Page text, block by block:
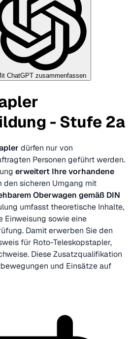
ChatGPT zusammenfassen
- Stufe 2a
dürfen nur von
Personen geführt werden.
erweitert Ihre vorhandene
den sicheren Umgang mit
Oberwagen gemäß DIN
umfasst theoretische Inhalte,
Einweisung sowie eine
Damit erwerben Sie den
für Roto-Teleskopstapler,
Diese Zusatzqualifikation
und Einsätze auf